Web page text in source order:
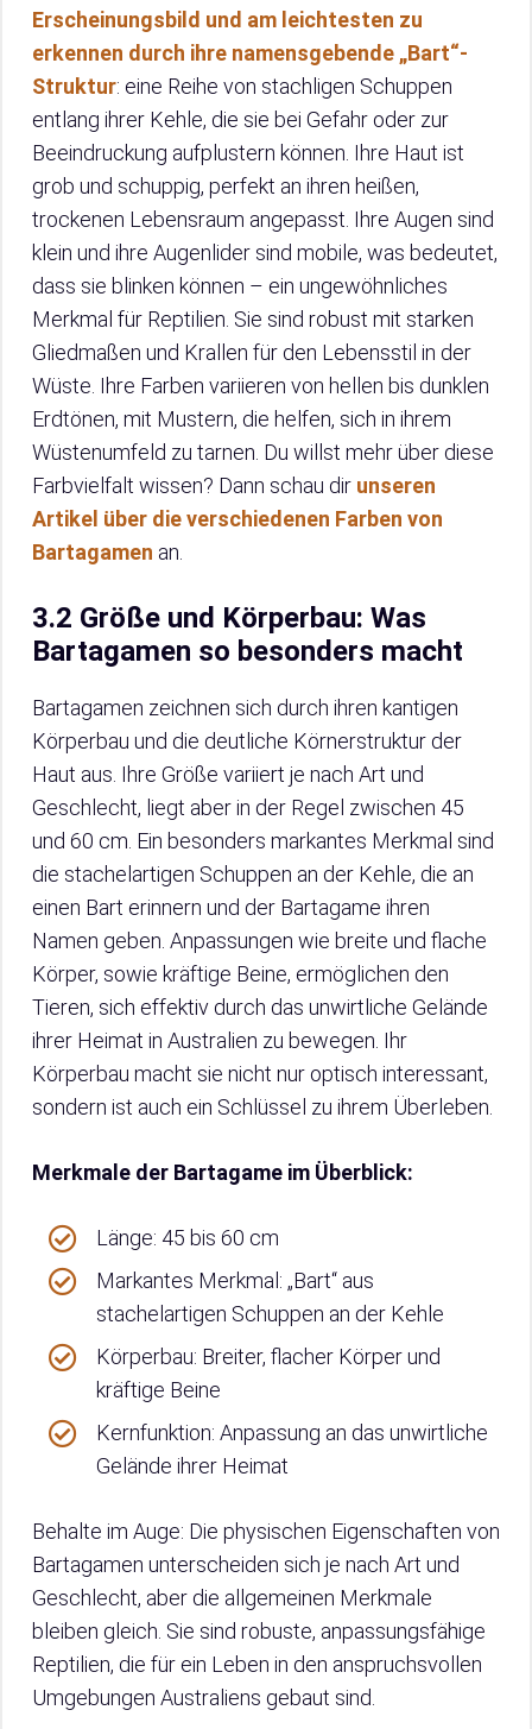
Erscheinungsbild und am leichtesten zu
erkennen durch ihre namensgebende „Bart“-
Struktur: eine Reihe von stachligen Schuppen
entlang ihrer Kehle, die sie bei Gefahr oder zur
Beeindruckung aufplustern können. Ihre Haut ist
grob und schuppig, perfekt an ihren heißen,
trockenen Lebensraum angepasst. Ihre Augen sind
klein und ihre Augenlider sind mobile, was bedeutet,
dass sie blinken können – ein ungewöhnliches
Merkmal für Reptilien. Sie sind robust mit starken
Gliedmaßen und Krallen für den Lebensstil in der
Wüste. Ihre Farben variieren von hellen bis dunklen
Erdtönen, mit Mustern, die helfen, sich in ihrem
Wüstenumfeld zu tarnen. Du willst mehr über diese
Farbvielfalt wissen? Dann schau dir unseren
Artikel über die verschiedenen Farben von
Bartagamen an.
3.2 Größe und Körperbau: Was
Bartagamen so besonders macht
Bartagamen zeichnen sich durch ihren kantigen
Körperbau und die deutliche Körnerstruktur der
Haut aus. Ihre Größe variiert je nach Art und
Geschlecht, liegt aber in der Regel zwischen 45
und 60 cm. Ein besonders markantes Merkmal sind
die stachelartigen Schuppen an der Kehle, die an
einen Bart erinnern und der Bartagame ihren
Namen geben. Anpassungen wie breite und flache
Körper, sowie kräftige Beine, ermöglichen den
Tieren, sich effektiv durch das unwirtliche Gelände
ihrer Heimat in Australien zu bewegen. Ihr
Körperbau macht sie nicht nur optisch interessant,
sondern ist auch ein Schlüssel zu ihrem Überleben.
Merkmale der Bartagame im Überblick:
Länge: 45 bis 60 cm
Markantes Merkmal: „Bart“ aus
stachelartigen Schuppen an der Kehle
Körperbau: Breiter, flacher Körper und
kräftige Beine
Kernfunktion: Anpassung an das unwirtliche
Gelände ihrer Heimat
Behalte im Auge: Die physischen Eigenschaften von
Bartagamen unterscheiden sich je nach Art und
Geschlecht, aber die allgemeinen Merkmale
bleiben gleich. Sie sind robuste, anpassungsfähige
Reptilien, die für ein Leben in den anspruchsvollen
Umgebungen Australiens gebaut sind.